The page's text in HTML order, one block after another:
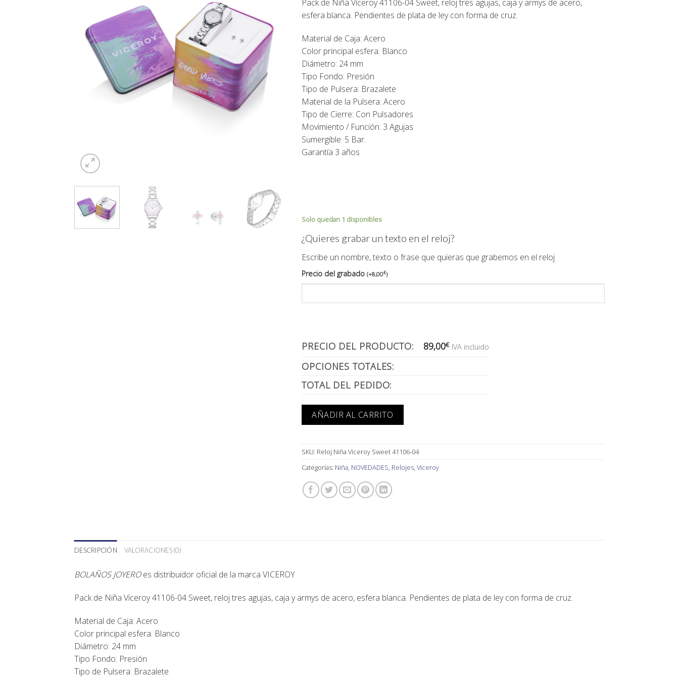
99,00€.89,00€.
Pack de Niña Viceroy 41106-04 Sweet, reloj tres agujas, caja y armys de acero,
esfera blanca. Pendientes de plata de ley con forma de cruz.
Material de Caja: Acero
Color principal esfera: Blanco
Diámetro: 24 mm
Tipo Fondo: Presión
Tipo de Pulsera: Brazalete
Material de la Pulsera: Acero
Tipo de Cierre: Con Pulsadores
Movimiento / Función: 3 Agujas
Sumergible: 5 Bar.
Garantía 3 años
Solo quedan 1 disponibles
¿Quieres grabar un texto en el reloj?
Escribe un nombre, texto o frase que quieras que grabemos en el reloj
Precio del grabado (+8,00€)
PRECIO DEL PRODUCTO: 89,00€ IVA incluido
OPCIONES TOTALES:
TOTAL DEL PEDIDO:
AÑADIR AL CARRITO
SKU: Reloj Niña Viceroy Sweet 41106-04
Categorías: Niña, NOVEDADES, Relojes, Viceroy
DESCRIPCIÓN VALORACIONES (0)
BOLAÑOS JOYEROes distribuidor oficial de la marca VICEROY
Pack de Niña Viceroy 41106-04 Sweet, reloj tres agujas, caja y armys de acero, esfera blanca. Pendientes de plata de ley con forma de cruz.
Material de Caja: Acero
Color principal esfera: Blanco
Diámetro: 24 mm
Tipo Fondo: Presión
Tipo de Pulsera: Brazalete